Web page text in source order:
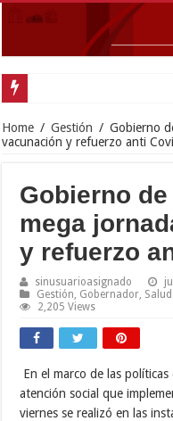
Home / Gestión / Gobierno
vacunación y refuerzo anti
Gobierno
mega
y refuerzo
sinusuarioasignado
Gestión Gobernador Salud
2,205 Views
En el marco de las
atención social que
viernes se realizó en las